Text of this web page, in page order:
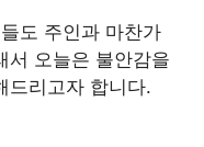
도 주인과 마찬가
서 오늘은 불안감을
드리고자 합니다.